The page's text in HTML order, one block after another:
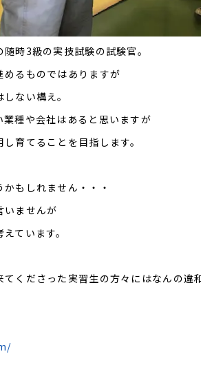
時3級の実技試験の試験官。
るものではありますが
ない構え。
種や会社はあると思いますが
育てることを目指します。
もしれません・・・
いませんが
ています。
くださった実習生の方々にはなんの違